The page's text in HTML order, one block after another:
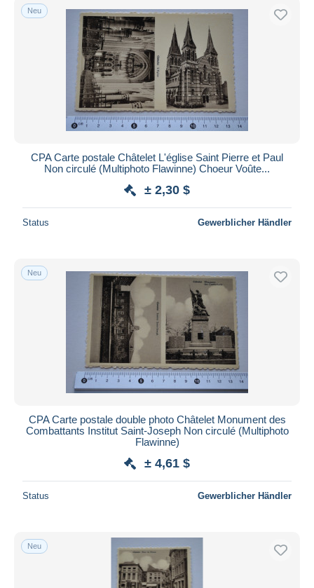
Neu
CPA Carte postale Châtelet L'église Saint Pierre et Paul
Non circulé (Multiphoto Flawinne) Choeur Voûte...
± 2,30 $
Status Gewerblicher Händler
Neu
CPA Carte postale double photo Châtelet Monument des
Combattants Institut Saint-Joseph Non circulé (Multiphoto
Flawinne)
± 4,61 $
Status Gewerblicher Händler
Neu